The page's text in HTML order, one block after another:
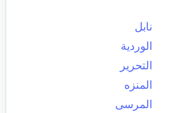
نابل
الوردية
التحرير
المنزه
المرسى